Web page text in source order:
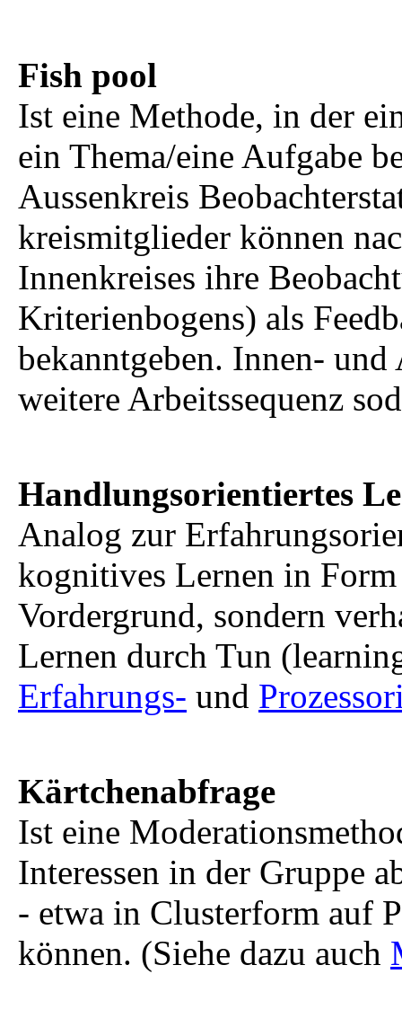
Fish pool
Ist eine Methode, in der
ein Thema/eine Aufgabe
Aussenkreis
kreismitglieder können
Innenkreises ihre
Kriterienbogens) als
bekanntgeben. Innen-
weitere Arbeitssequenz
Handlungsorientiertes
Analog zur
kognitives Lernen in
Vordergrund, sondern
Lernen durch Tun
Erfahrungs- und
Kärtchenabfrage
Ist eine
Interessen in der Gruppe
- etwa in Clusterform auf
können. (Siehe dazu auch